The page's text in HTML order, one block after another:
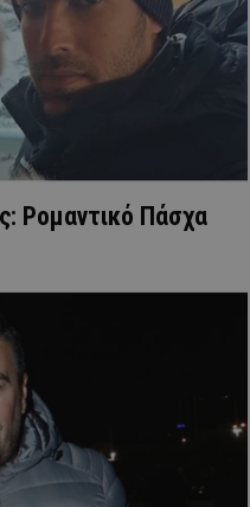
Ρομαντικό Πάσχα